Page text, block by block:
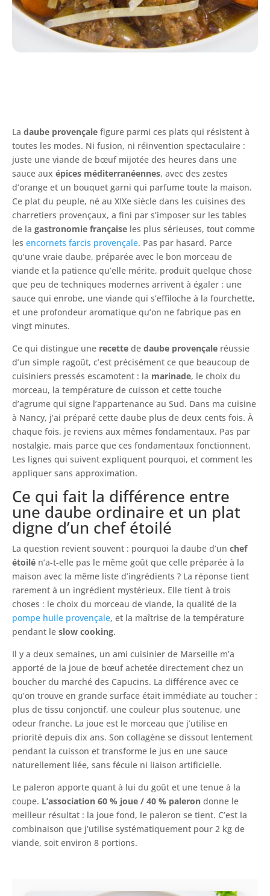
La daube provençale figure parmi ces plats qui résistent à
toutes les modes. Ni fusion, ni réinvention spectaculaire :
juste une viande de bœuf mijotée des heures dans une
sauce aux épices méditerranéennes, avec des zestes
d’orange et un bouquet garni qui parfume toute la maison.
Ce plat du peuple, né au XIXe siècle dans les cuisines des
charretiers provençaux, a fini par s’imposer sur les tables
de la gastronomie française les plus sérieuses, tout comme
les encornets farcis provençale. Pas par hasard. Parce
qu’une vraie daube, préparée avec le bon morceau de
viande et la patience qu’elle mérite, produit quelque chose
que peu de techniques modernes arrivent à égaler : une
sauce qui enrobe, une viande qui s’effiloche à la fourchette,
et une profondeur aromatique qu’on ne fabrique pas en
vingt minutes.
Ce qui distingue une recette de daube provençale réussie
d’un simple ragoût, c’est précisément ce que beaucoup de
cuisiniers pressés escamotent : la marinade, le choix du
morceau, la température de cuisson et cette touche
d’agrume qui signe l’appartenance au Sud. Dans ma cuisine
à Nancy, j’ai préparé cette daube plus de deux cents fois. À
chaque fois, je reviens aux mêmes fondamentaux. Pas par
nostalgie, mais parce que ces fondamentaux fonctionnent.
Les lignes qui suivent expliquent pourquoi, et comment les
appliquer sans approximation.
Ce qui fait la différence entre
une daube ordinaire et un plat
digne d’un chef étoilé
La question revient souvent : pourquoi la daube d’un chef
étoilé n’a-t-elle pas le même goût que celle préparée à la
maison avec la même liste d’ingrédients ? La réponse tient
rarement à un ingrédient mystérieux. Elle tient à trois
choses : le choix du morceau de viande, la qualité de la
pompe huile provençale, et la maîtrise de la température
pendant le slow cooking.
Il y a deux semaines, un ami cuisinier de Marseille m’a
apporté de la joue de bœuf achetée directement chez un
boucher du marché des Capucins. La différence avec ce
qu’on trouve en grande surface était immédiate au toucher :
plus de tissu conjonctif, une couleur plus soutenue, une
odeur franche. La joue est le morceau que j’utilise en
priorité depuis dix ans. Son collagène se dissout lentement
pendant la cuisson et transforme le jus en une sauce
naturellement liée, sans fécule ni liaison artificielle.
Le paleron apporte quant à lui du goût et une tenue à la
coupe. L’association 60 % joue / 40 % paleron donne le
meilleur résultat : la joue fond, le paleron se tient. C’est la
combinaison que j’utilise systématiquement pour 2 kg de
viande, soit environ 8 portions.